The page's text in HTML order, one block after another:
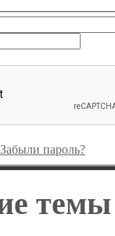
Забыли пароль?
темы